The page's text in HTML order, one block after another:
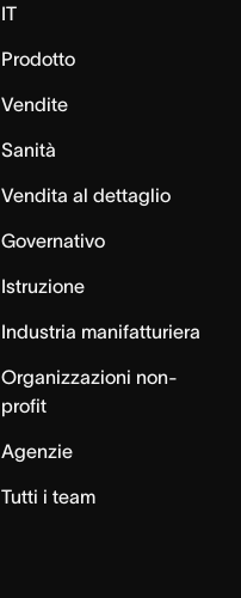
IT
Prodotto
Vendite
Sanità
Vendita al dettaglio
Governativo
Istruzione
Industria manifatturiera
Organizzazioni non-
profit
Agenzie
Tutti i team